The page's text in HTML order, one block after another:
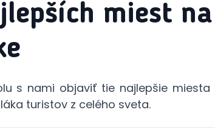
miest
s nami objaviť tie najlepšie
turistov z celého sveta.